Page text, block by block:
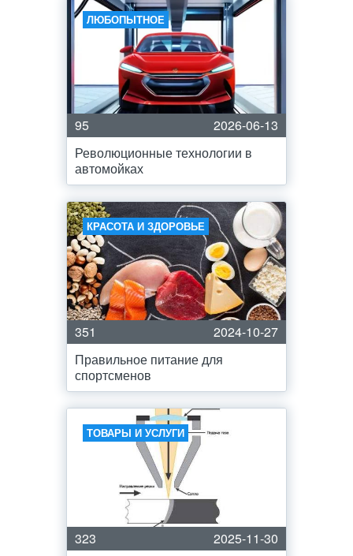
ЛЮБОПЫТНОЕ
95
2026-06-13
Революционные технологии в
автомойках
КРАСОТА И ЗДОРОВЬЕ
351
2024-10-27
Правильное питание для
спортсменов
ТОВАРЫ И УСЛУГИ
323
2025-11-30